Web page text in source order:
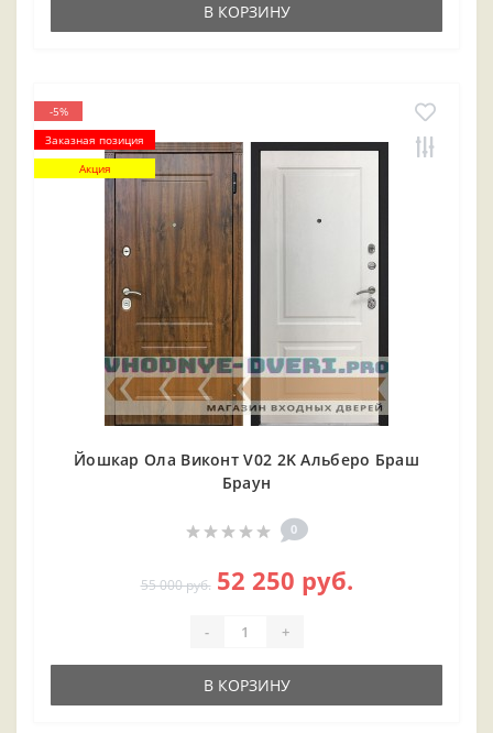
В КОРЗИНУ
-5%
Заказная позиция
Акция
Йошкар Ола Виконт V02 2K Альберо Браш
Браун
0
55 000 руб. 52 250 руб.
- +
В КОРЗИНУ